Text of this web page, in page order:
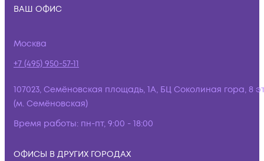
ВАШ ОФИС
Москва
+7 (495) 950-57-11
107023, Семёновская площадь, 1А, БЦ Соколиная гора, 8
(м. Семёновская)
Время работы: пн-пт, 9:00 - 18:00
ОФИСЫ В ДРУГИХ ГОРОДАХ